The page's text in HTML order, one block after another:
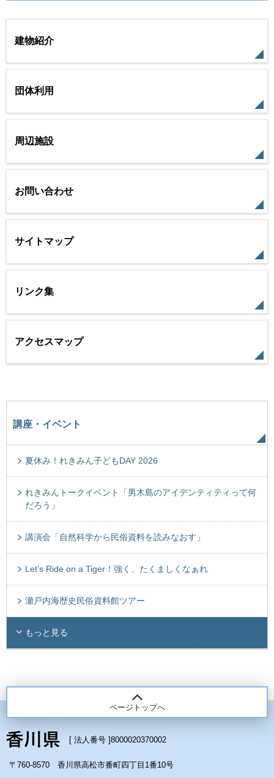
建物紹介
団体利用
周辺施設
お問い合わせ
サイトマップ
リンク集
アクセスマップ
講座・イベント
夏休み！れきみん子どもDAY 2026
れきみんトークイベント「男木島のアイデンティティって何
だろう」
講演会「自然科学から民俗資料を読みなおす」
Let’s Ride on a Tiger！強く、たくましくなぁれ
瀬戸内海歴史民俗資料館ツアー
もっと見る
ページトップへ
[ 法人番号 ]8000020370002
〒760-8570 香川県高松市番町四丁目1番10号